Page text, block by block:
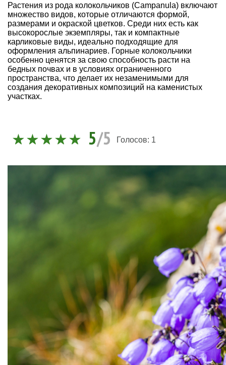
Растения из рода колокольчиков (Campanula) включают
множество видов, которые отличаются формой,
размерами и окраской цветков. Среди них есть как
высокорослые экземпляры, так и компактные
карликовые виды, идеально подходящие для
оформления альпинариев. Горные колокольчики
особенно ценятся за свою способность расти на
бедных почвах и в условиях ограниченного
пространства, что делает их незаменимыми для
создания декоративных композиций на каменистых
участках.
5/5 Голосов: 1